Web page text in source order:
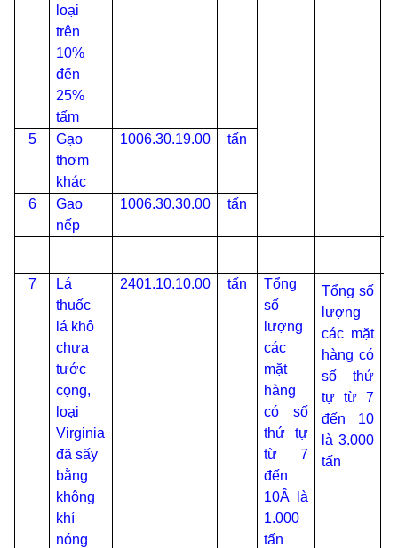
loại
trên
10%
đến
25%
tấm
5
Gạo
thơm
khác
1006.30.19.00 tấn
6
Gạo
nếp
1006.30.30.00 tấn
7
Lá
thuốc
lá khô
chưa
tước
cọng,
loại
Virginia
đã sấy
bằng
không
khí
nóng
2401.10.10.00 tấn
Tổng
số
lượng
các
mặt
hàng
có số
thứ tự
từ 7
đến
10Â
là
1.000
tấn
Tổng số
lượng
các mặt
hàng có
số thứ
tự từ 7
đến 10
là 3.000
tấn